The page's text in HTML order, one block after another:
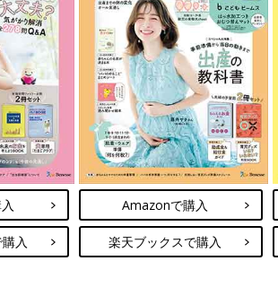
入
Amazonで購入
楽天ブックスで購入